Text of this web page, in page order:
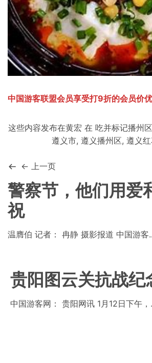
中国游客联盟会员享受打9折的会员价
这些内容发布在黄宏 在 吃并标记播州区
遵义市, 遵义播州区, 遵义
← 上一页
警察节，他们用爱
祝
温膺伯 记者： 冉静 摄影报道 中国游客
贵阳图云关抗战纪
中国游客网： 贵阳网讯 1月12日下午，